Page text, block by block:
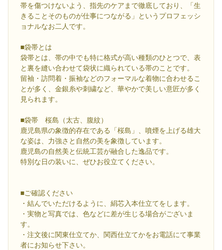
帯を傷つけないよう、指先のケアまで徹底しており、「生
きることそのものが仕事につながる」というプロフェッシ
ョナルなお二人です。
■袋帯とは
袋帯とは、帯の中でも特に格式が高い種類のひとつで、表
と裏を縫い合わせて袋状に織られている帯のことです。
留袖・訪問着・振袖などのフォーマルな着物に合わせるこ
とが多く、金銀糸や刺繍など、華やかで美しい意匠が多く
見られます。
■袋帯 桜島（太古、腹紋）
鹿児島県の象徴的存在である「桜島」、噴煙を上げる雄大
な姿は、力強さと自然の美を象徴しています。
鹿児島の自然美と伝統工芸が融合した逸品です。​
特別な日の装いに、ぜひお役立てください。
■ご確認ください
・結んでいただけるように、絹芯入本仕立てをします。
・実物と写真では、色などに差が生じる場合がございま
す。
・注文後に関東仕立てか、関西仕立てかをお電話にて事業
者にお知らせ下さい。